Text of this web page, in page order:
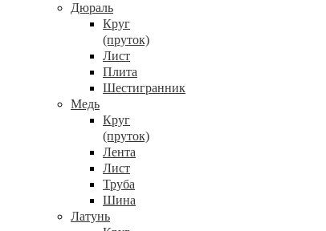
Дюраль
Круг
(пруток)
Лист
Плита
Шестигранник
Медь
Круг
(пруток)
Лента
Лист
Труба
Шина
Латунь